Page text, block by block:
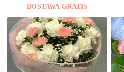
DOSTAWA GRATIS